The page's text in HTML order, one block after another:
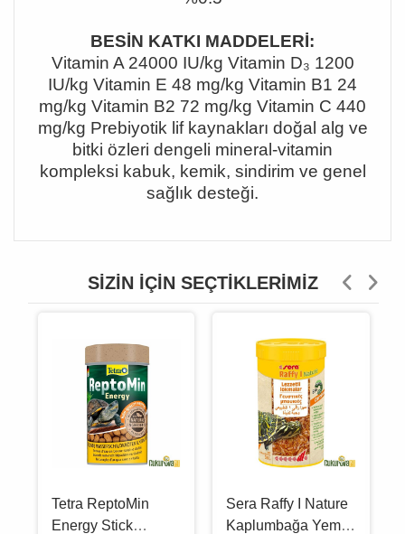
BESİN KATKI MADDELERİ:
Vitamin A 24000 IU/kg Vitamin D₃ 1200
IU/kg Vitamin E 48 mg/kg Vitamin B1 24
mg/kg Vitamin B2 72 mg/kg Vitamin C 440
mg/kg Prebiyotik lif kaynakları doğal alg ve
bitki özleri dengeli mineral-vitamin
kompleksi kabuk, kemik, sindirim ve genel
sağlık desteği.
SIZIN İÇIN SEÇTIKLERIMIZ
Tetra ReptoMin
Energy Stick
Sera Raffy I Nature
Kaplumbağa Yemi̇